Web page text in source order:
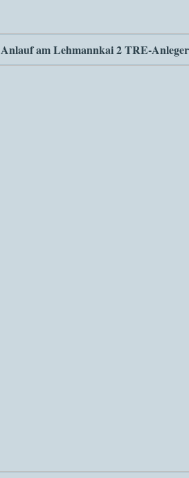
am Lehmannkai 2 TRE-